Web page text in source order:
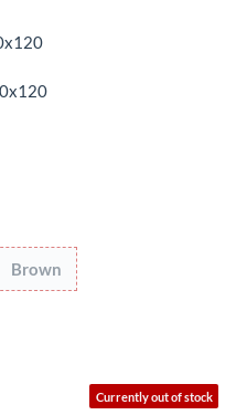
BrownBrown
Currently out of stock